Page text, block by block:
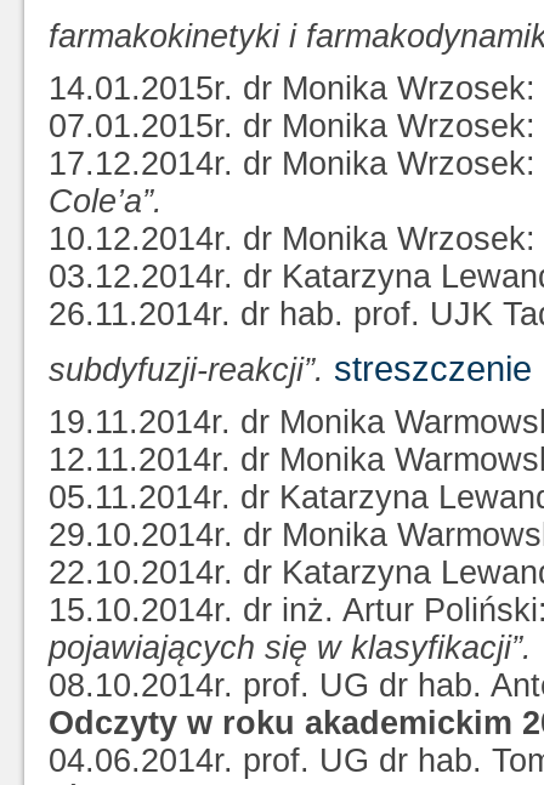
farmakokinetyki i
14.01.2015r. dr Monika Wrzosek:
07.01.2015r. dr Monika Wrzosek:
17.12.2014r. dr Monika Wrzosek:
Cole’a”.
10.12.2014r. dr Monika Wrzosek:
03.12.2014r. dr Katarzyna
26.11.2014r. dr hab. prof. UJK
subdyfuzji-reakcji”. streszczenie
19.11.2014r. dr Monika
12.11.2014r. dr Monika
05.11.2014r. dr Katarzyna
29.10.2014r. dr Monika
22.10.2014r. dr Katarzyna
15.10.2014r. dr inż. Artur
pojawiających się w klasyfikacji”.
08.10.2014r. prof. UG dr hab.
Odczyty w roku akademickim
04.06.2014r. prof. UG dr hab.